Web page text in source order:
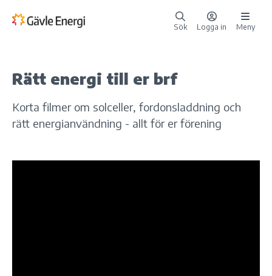
Sök Logga in Meny
Rätt energi till er brf
Korta filmer om solceller, fordonsladdning och
rätt energianvändning - allt för er förening